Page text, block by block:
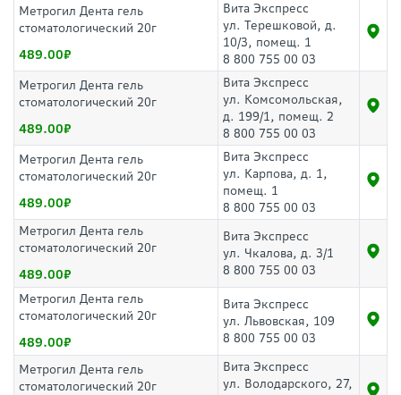
Метрогил Дента гель
стоматологический 20г
489.00
Вита Экспресс
ул. Терешковой, д.
10/3, помещ. 1
8 800 755 00 03
Метрогил Дента гель
стоматологический 20г
489.00
Вита Экспресс
ул. Комсомольская,
д. 199/1, помещ. 2
8 800 755 00 03
Метрогил Дента гель
стоматологический 20г
489.00
Вита Экспресс
ул. Карпова, д. 1,
помещ. 1
8 800 755 00 03
Метрогил Дента гель
стоматологический 20г
489.00
Вита Экспресс
ул. Чкалова, д. 3/1
8 800 755 00 03
Метрогил Дента гель
стоматологический 20г
489.00
Вита Экспресс
ул. Львовская, 109
8 800 755 00 03
Метрогил Дента гель
стоматологический 20г
Вита Экспресс
ул. Володарского, 27,